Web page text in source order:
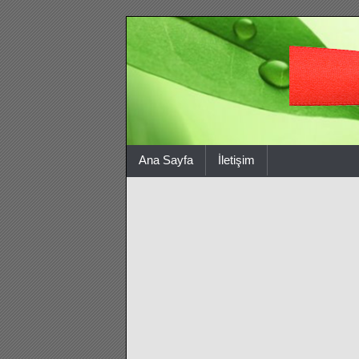
Ana Sayfa İletişim